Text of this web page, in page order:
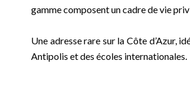
gamme composent un cadre de vie
Une adresse rare sur la Côte d’Azur,
Antipolis et des écoles internationales.